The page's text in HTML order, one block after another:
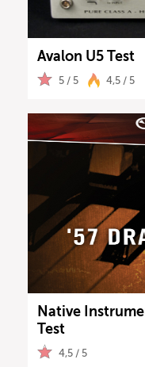
Avalon U5 Test
5 / 5 4,5 / 5
Native
Test
4,5 / 5